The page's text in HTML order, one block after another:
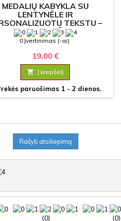
MEDALIŲ KABYKLA SU
LENTYNĖLE IR
TEKSTU –
DIZAINAS ŽYGIAMS IR
SPORTUI
0 Įvertinimas (-ai)
19,00 €
 Į krepšelį
paruošimas 1 - 2 dienos.
Rašyti atsiliepimą
(0) (0)